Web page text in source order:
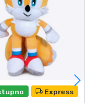
Express